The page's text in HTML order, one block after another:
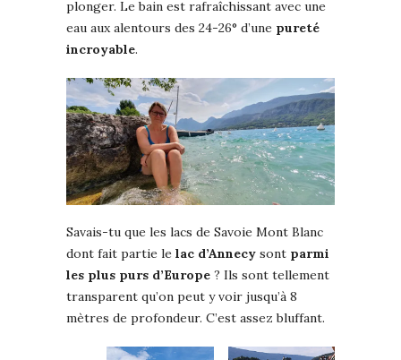
plonger. Le bain est rafraîchissant avec une
eau aux alentours des 24-26° d’une pureté
incroyable.
Savais-tu que les lacs de Savoie Mont Blanc
dont fait partie le lac d’Annecy sont parmi
les plus purs d’Europe ? Ils sont tellement
transparent qu’on peut y voir jusqu’à 8
mètres de profondeur. C’est assez bluffant.